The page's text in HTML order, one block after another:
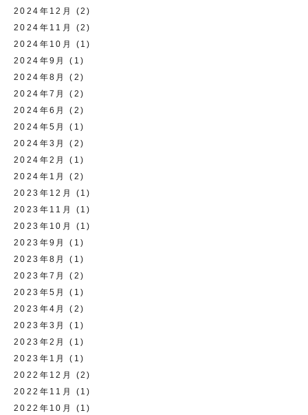
2024年12月
(2)
2024年11月
(2)
2024年10月
(1)
2024年9月
(1)
2024年8月
(2)
2024年7月
(2)
2024年6月
(2)
2024年5月
(1)
2024年3月
(2)
2024年2月
(1)
2024年1月
(2)
2023年12月
(1)
2023年11月
(1)
2023年10月
(1)
2023年9月
(1)
2023年8月
(1)
2023年7月
(2)
2023年5月
(1)
2023年4月
(2)
2023年3月
(1)
2023年2月
(1)
2023年1月
(1)
2022年12月
(2)
2022年11月
(1)
2022年10月
(1)